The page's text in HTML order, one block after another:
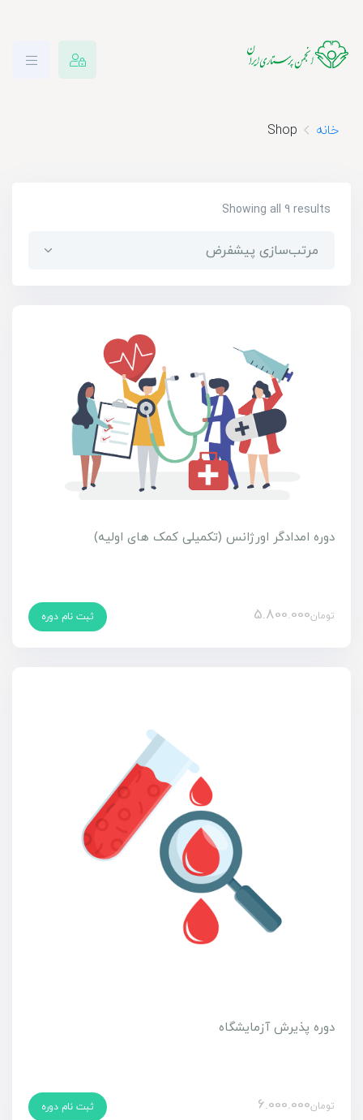
خانه Shop
Showing all 9 results
دوره امدادگر اورژانس (تکمیلی کمک های اولیه)
ثبت نام دوره تومان5.800.000
دوره پذیرش آزمایشگاه
ثبت نام دوره تومان6.000.000